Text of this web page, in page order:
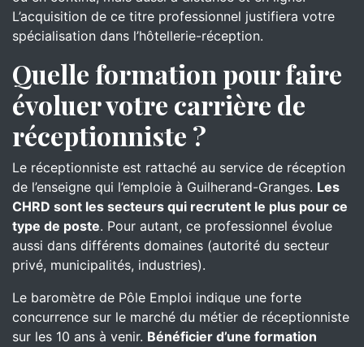
L’acquisition de ce titre professionnel justifiera votre
spécialisation dans l’hôtellerie-réception.
Quelle formation pour faire
évoluer votre carrière de
réceptionniste ?
Le réceptionniste est rattaché au service de réception
de l’enseigne qui l’emploie à Guilherand-Granges. Les
CHRD sont les secteurs qui recrutent le plus pour ce
type de poste. Pour autant, ce professionnel évolue
aussi dans différents domaines (autorité du secteur
privé, municipalités, industries).
Le baromètre de Pôle Emploi indique une forte
concurrence sur le marché du métier de réceptionniste
sur les 10 ans à venir. Bénéficier d’une formation